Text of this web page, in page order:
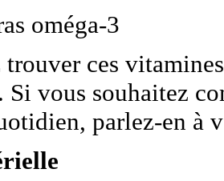
oméga-3
ces
Si vous souhaitez
parlez-en à